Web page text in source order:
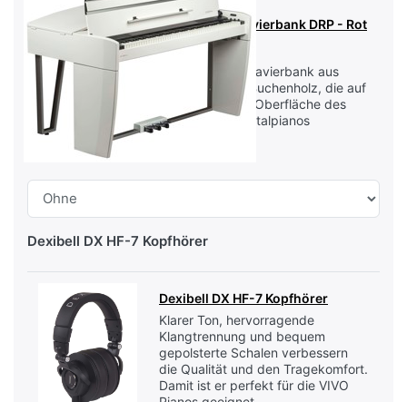
Dexibell DX Klavierbank DRP - Rot
Poliert
Professionelle Klavierbank aus
ausgewähltem Buchenholz, die auf
die einzigartige Oberfläche des
VIVO HOME Digitalpianos
Dexibell DX HF-7 Kopfhörer
Dexibell DX HF-7 Kopfhörer
Klarer Ton, hervorragende
Klangtrennung und bequem
gepolsterte Schalen verbessern
die Qualität und den Tragekomfort.
Damit ist er perfekt für die VIVO